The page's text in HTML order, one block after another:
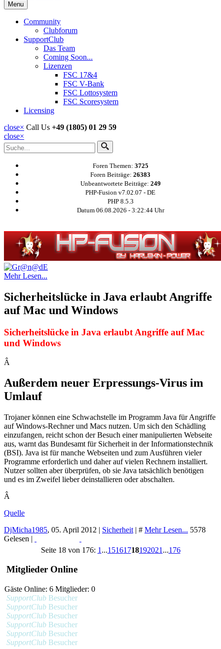
Menu
Community
Clubforum
SupportClub
Das Team
Coming Soon...
Lizenzen
FSC 17&4
FSC V-Bank
FSC Lottosystem
FSC Scoresystem
Licensing
close× Call Us +49 (1805) 01 29 59
close×
Foren Themen: 3725
Foren Beiträge: 26383
Unbeantwortete Beiträge: 249
PHP-Fusion v7.02.07 - DE
PHP 8.5.3
Datum 06.08.2026 - 3:22:44Uhr
Mehr Lesen...
Sicherheitslücke in Java erlaubt Angriffe
auf Mac und Windows
Sicherheitslücke in Java erlaubt Angriffe auf Mac
und Windows
Â
Außerdem neuer Erpressungs-Virus im
Umlauf
Trojaner können eine Schwachstelle im Programm Java für Angriffe
auf Windows-Rechner und Macs nutzen. Um sich den Schädling
einzufangen, reicht schon der Besuch einer manipulierten Webseite
aus, warnt das Bundesamt für Sicherheit in der Informationstechnik
(BSI). Java ist für manche Webseiten und zum Ausführen vieler
Programme erforderlich und daher auf vielen Rechnern installiert.
Nutzer sollten aber überprüfen, ob sie Java tatsächlich benötigen
und es im Zweifel lieber deinstallieren oder abschalten.
Â
Quelle
DjMicha1985, 05. April 2012 | Sicherheit | # Mehr Lesen... 5578
Gelesen |
Seite 18 von 176: 1 ...15161718192021 ...176
Mitglieder Online
Gäste Online: 6 Mitglieder: 0
SupportClub Besucher
SupportClub Besucher
SupportClub Besucher
SupportClub Besucher
SupportClub Besucher
SupportClub Besucher